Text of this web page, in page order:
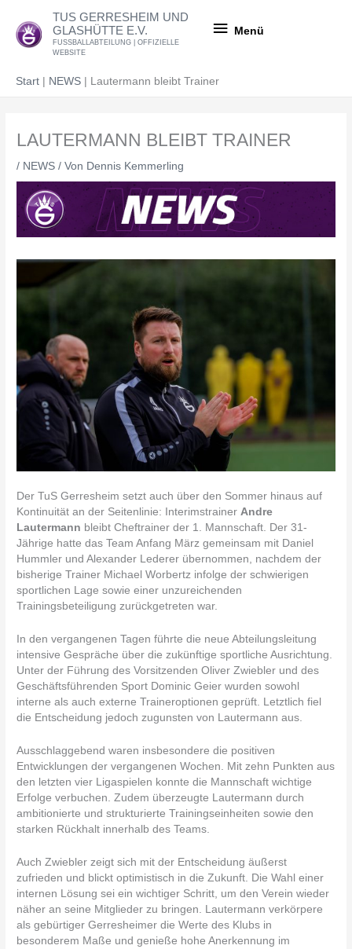
Inhalt
springen
TUS GERRESHEIM UND
GLASHÜTTE E.V.
FUSSBALLABTEILUNG | OFFIZIELLE
WEBSITE
Menü
Start NEWS Lautermann bleibt Trainer
LAUTERMANN BLEIBT TRAINER
/ NEWS / Von Dennis Kemmerling
Der TuS Gerresheim setzt auch über den Sommer hinaus auf
Kontinuität an der Seitenlinie: Interimstrainer Andre
Lautermann bleibt Cheftrainer der 1. Mannschaft. Der 31-
Jährige hatte das Team Anfang März gemeinsam mit Daniel
Hummler und Alexander Lederer übernommen, nachdem der
bisherige Trainer Michael Worbertz infolge der schwierigen
sportlichen Lage sowie einer unzureichenden
Trainingsbeteiligung zurückgetreten war.
In den vergangenen Tagen führte die neue Abteilungsleitung
intensive Gespräche über die zukünftige sportliche Ausrichtung.
Unter der Führung des Vorsitzenden Oliver Zwiebler und des
Geschäftsführenden Sport Dominic Geier wurden sowohl
interne als auch externe Traineroptionen geprüft. Letztlich fiel
die Entscheidung jedoch zugunsten von Lautermann aus.
Ausschlaggebend waren insbesondere die positiven
Entwicklungen der vergangenen Wochen. Mit zehn Punkten aus
den letzten vier Ligaspielen konnte die Mannschaft wichtige
Erfolge verbuchen. Zudem überzeugte Lautermann durch
ambitionierte und strukturierte Trainingseinheiten sowie den
starken Rückhalt innerhalb des Teams.
Auch Zwiebler zeigt sich mit der Entscheidung äußerst
zufrieden und blickt optimistisch in die Zukunft. Die Wahl einer
internen Lösung sei ein wichtiger Schritt, um den Verein wieder
näher an seine Mitglieder zu bringen. Lautermann verkörpere
als gebürtiger Gerresheimer die Werte des Klubs in
besonderem Maße und genieße hohe Anerkennung im